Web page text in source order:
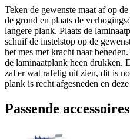
Teken de gewenste maat af op
de grond en plaats de
langere plank. Plaats de
schuif de instelstop op de
het mes met kracht naar
de laminaatplank heen drukken.
zal er wat rafelig uit zien, dit is
plank is recht afgesneden en
Passende accessoires